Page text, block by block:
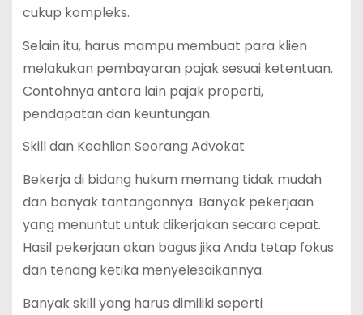
cukup kompleks.
Selain itu, harus mampu membuat para klien
melakukan pembayaran pajak sesuai ketentuan.
Contohnya antara lain pajak properti,
pendapatan dan keuntungan.
Skill dan Keahlian Seorang Advokat
Bekerja di bidang hukum memang tidak mudah
dan banyak tantangannya. Banyak pekerjaan
yang menuntut untuk dikerjakan secara cepat.
Hasil pekerjaan akan bagus jika Anda tetap fokus
dan tenang ketika menyelesaikannya.
Banyak skill yang harus dimiliki seperti